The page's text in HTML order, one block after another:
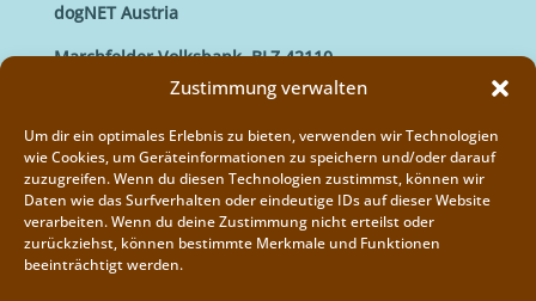
Zustimmung verwalten
Um dir ein optimales Erlebnis zu bieten, verwenden wir Technologien
wie Cookies, um Geräteinformationen zu speichern und/oder darauf
zuzugreifen. Wenn du diesen Technologien zustimmst, können wir
Daten wie das Surfverhalten oder eindeutige IDs auf dieser Website
verarbeiten. Wenn du deine Zustimmung nicht erteilst oder
zurückziehst, können bestimmte Merkmale und Funktionen
beeinträchtigt werden.
dogNET Austria
Marchfelder Volksbank, BLZ 42110
IBAN: AT66 4211 0421 5000 0000